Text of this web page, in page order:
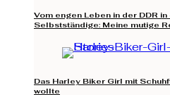
Vom engen Leben in der DDR
Selbstständige: Meine mutige
Das Harley Biker Girl mit
wollte